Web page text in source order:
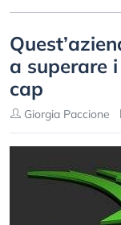
a superare
cap
Giorgia Paccione